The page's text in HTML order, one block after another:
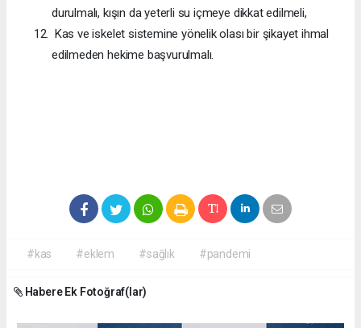
durulmalı, kışın da yeterli su içmeye dikkat edilmeli,
Kas ve iskelet sistemine yönelik olası bir şikayet ihmal
edilmeden hekime başvurulmalı.
#kas #eklem #sağlık #pandemi
Habere Ek Fotoğraf(lar)